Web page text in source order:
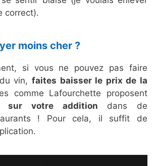
correct).
moins cher ?
si vous ne pouvez pas faire
vin, faites baisser le prix de la
comme Lafourchette proposent
sur votre addition dans de
! Pour cela, il suffit de